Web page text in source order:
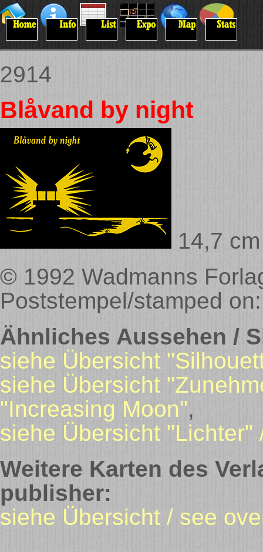
2914
Blåvand by night
14,7
© 1992 Wadmanns
Poststempel/stamped
Ähnliches Aussehen /
siehe Übersicht
siehe Übersicht
"Increasing Moon",
siehe Übersicht
Weitere Karten des
publisher:
siehe Übersicht / see